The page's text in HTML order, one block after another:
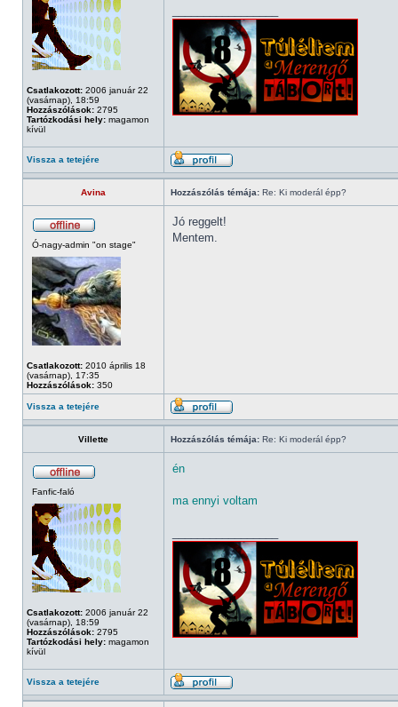
Csatlakozott: 2006 január 22
(vasárnap), 18:59
Hozzászólások: 2795
Tartózkodási hely: magamon
kívül
Vissza a tetejére
Avina Hozzászólás témája: Re: Ki moderál épp?
Ó-nagy-admin "on stage"
Csatlakozott: 2010 április 18
(vasárnap), 17:35
Hozzászólások: 350
Jó reggelt!
Mentem.
Vissza a tetejére
Villette Hozzászólás témája: Re: Ki moderál épp?
Fanfic-faló
Csatlakozott: 2006 január 22
(vasárnap), 18:59
Hozzászólások: 2795
Tartózkodási hely: magamon
kívül
én
ma ennyi voltam
Vissza a tetejére